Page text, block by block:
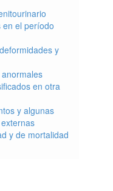
en el período
y
en otra
y algunas
y de mortalidad